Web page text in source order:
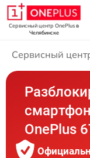
Сервисный центр OnePlusв
Челябинске
Сервисный
OnePlus